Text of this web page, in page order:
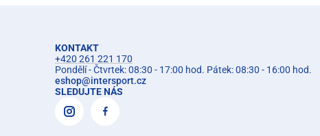
KONTAKT
+420 261 221 170
Pondělí - Čtvrtek: 08:30 - 17:00 hod. Pátek: 08:30 - 16:00 hod.
eshop@intersport.cz
SLEDUJTE NÁS